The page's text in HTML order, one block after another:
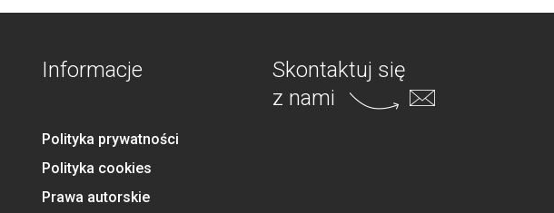
Informacje
Polityka prywatności
Polityka cookies
Prawa autorskie
Skontaktuj się
z nami